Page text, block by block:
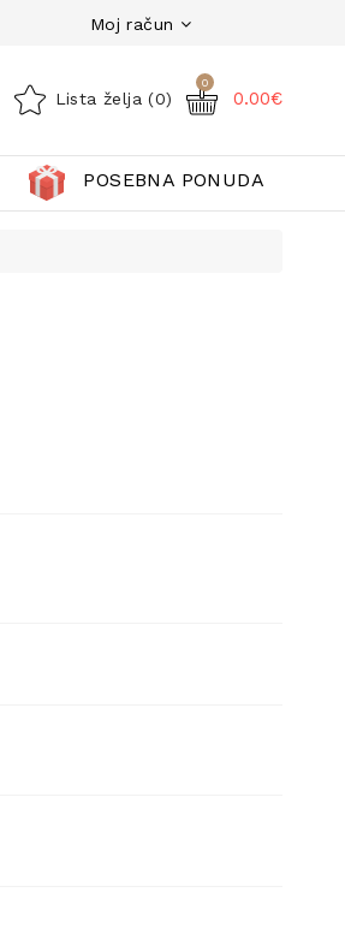
Moj račun
Lista želja (0)
0
0.00€
POSEBNA PONUDA